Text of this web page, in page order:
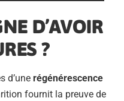
D’AVOIR
?
d’unerégénérescence
fournit la preuve de